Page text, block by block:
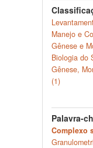
Manejo e
Gênese e
Biologia do
Gênese,
(1)
Palavra-
Complexo